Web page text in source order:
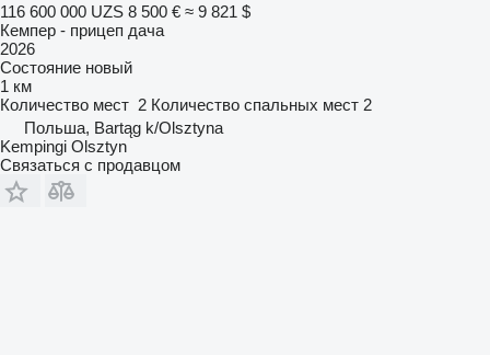
116 600 000 UZS 8 500 € ≈ 9 821 $
Кемпер - прицеп дача
2026
Состояние новый
1 км
Количество мест 2 Количество спальных мест 2
Польша, Bartąg k/Olsztyna
Kempingi Olsztyn
Связаться с продавцом